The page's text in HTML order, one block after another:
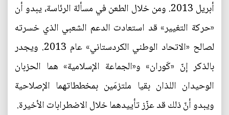
أبريل 2013. ومن خلال الطعن في مسألة الرئاسة، يبدو أن
«حركة التغيير» قد استعادت الدعم الشعبي الذي خسرته
لصالح «الاتحاد الوطني الكردستاني» عام 2013. ويجدر
بالذكر إنّ «كَوران» و«الجماعة الإسلامية» هما الحزبان
الوحيدان اللذان بقيا ملتزمَين بمخططاتهما الإصلاحية
ويبدو أنّ ذلك قد عزّز تأييدهما خلال الاضطرابات الأخيرة.